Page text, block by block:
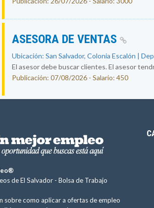
ASESORA DE VENTAS
Ubicación: San Salvador, Colonia Escalón |
El asesor debe buscar clientes. El asesor
Publicación: 07/08/2026 - Salario: 450
de El Salvador - Bolsa de Trabajo
sobre como aplicar a ofertas de empleo